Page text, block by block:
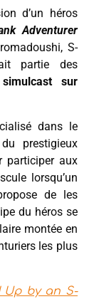
d’un héros
Adventurer
S-
partie des
sur
dans le
prestigieux
participer aux
lorsqu’un
de les
du héros se
montée en
les plus
Up by an S-